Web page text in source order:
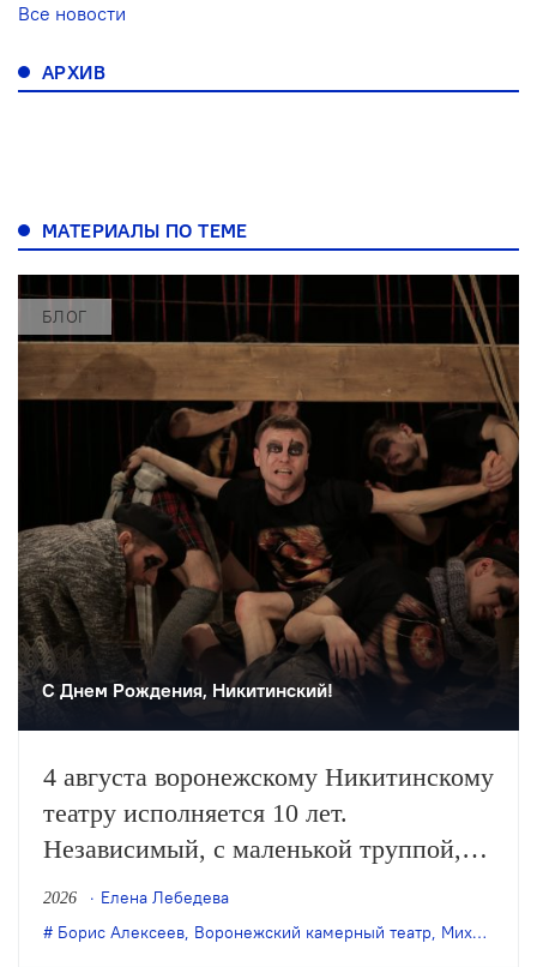
Все новости
АРХИВ
МАТЕРИАЛЫ ПО ТЕМЕ
БЛОГ
С Днем Рождения, Никитинский!
4 августа воронежскому Никитинскому
театру исполняется 10 лет.
Независимый, с маленькой труппой,
он все очевиднее становится
художественным явлением в
2026
Елена Лебедева
Борис Алексеев, Воронежский камерный театр, Михаил Бычков